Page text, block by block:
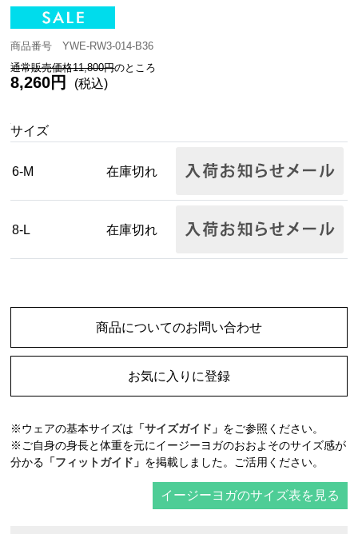
商品番号 YWE-RW3-014-B36
通常販売価格11,800円のところ
8,260円 (税込)
サイズ
6-M 在庫切れ
8-L 在庫切れ
商品についてのお問い合わせ
お気に入りに登録
※ウェアの基本サイズは 「サイズガイド」 をご参照ください。
※ご自身の身長と体重を元にイージーヨガのおおよそのサイズ感が
分かる 「フィットガイド」 を掲載しました。ご活用ください。
イージーヨガのサイズ表を見る